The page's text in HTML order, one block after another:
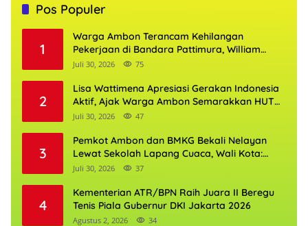
Pos Populer
1
Warga Ambon Terancam Kehilangan
Pekerjaan di Bandara Pattimura, William
Mairuhu Desak Maskapai Utamakan Tenaga
Juli 30, 2026 75
2
Lisa Wattimena Apresiasi Gerakan Indonesia
Aktif, Ajak Warga Ambon Semarakkan HUT
RI dan HUT Provinsi Maluku
Juli 30, 2026 47
3
Pemkot Ambon dan BMKG Bekali Nelayan
Lewat Sekolah Lapang Cuaca, Wali Kota:
Keselamatan Harus Jadi Prioritas
Juli 30, 2026 37
4
Kementerian ATR/BPN Raih Juara II Beregu
Tenis Piala Gubernur DKI Jakarta 2026
Agustus 2, 2026 34